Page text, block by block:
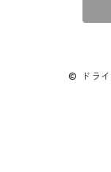
© ドライ